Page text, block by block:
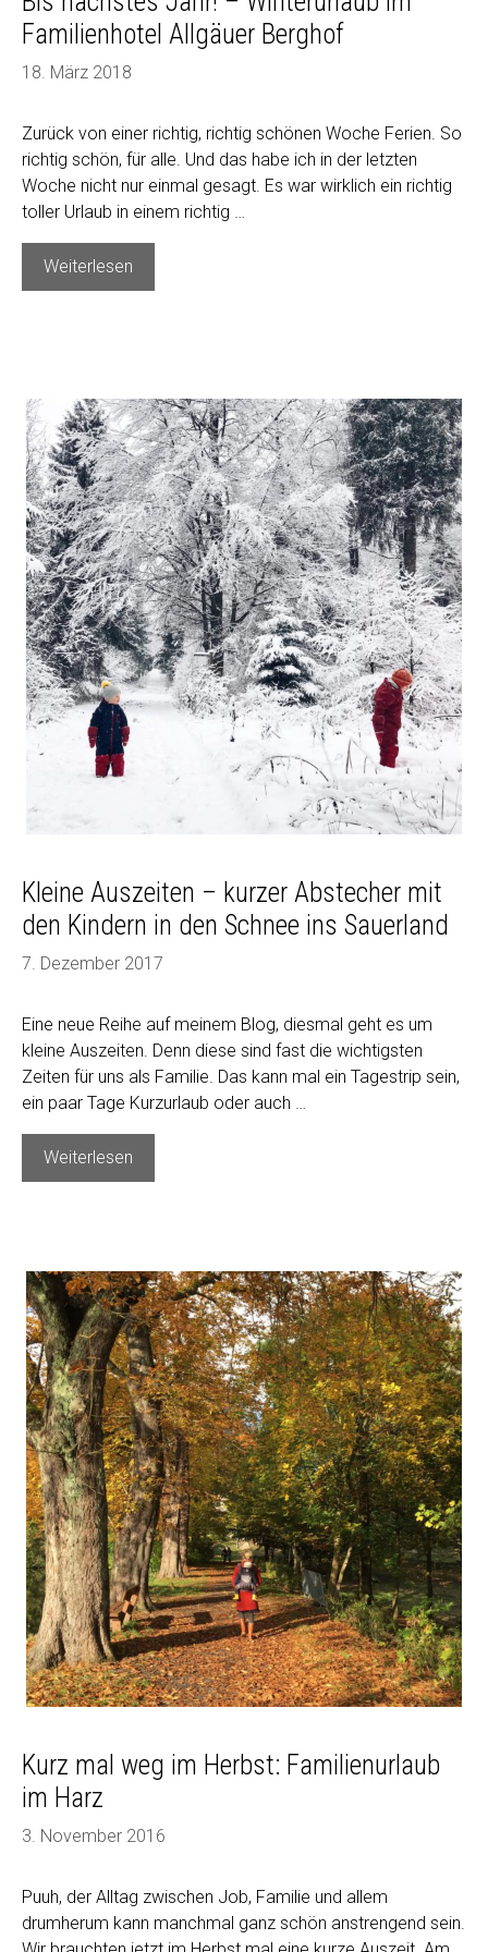
Familienhotel Allgäuer Berghof
18. März 2018
Zurück von einer richtig, richtig schönen Woche Ferien. So
richtig schön, für alle. Und das habe ich in der letzten
Woche nicht nur einmal gesagt. Es war wirklich ein richtig
toller Urlaub in einem richtig …
Weiterlesen
nächstes
im
Familienhotel
Allgäuer
Berghof
Kleine Auszeiten – kurzer Abstecher mit
den Kindern in den Schnee ins Sauerland
7. Dezember 2017
Eine neue Reihe auf meinem Blog, diesmal geht es um
kleine Auszeiten. Denn diese sind fast die wichtigsten
Zeiten für uns als Familie. Das kann mal ein Tagestrip sein,
ein paar Tage Kurzurlaub oder auch …
Weiterlesen
Auszeiten
mit
den
Kindern
in
den
Schnee
ins
Sauerland
Kurz mal weg im Herbst: Familienurlaub
im Harz
3. November 2016
Puuh, der Alltag zwischen Job, Familie und allem
drumherum kann manchmal ganz schön anstrengend sein.